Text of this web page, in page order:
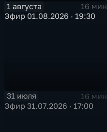
1 августа
16 мин
Эфир 01.08.2026 · 19:30
31 июля
16 мин
Эфир 31.07.2026 · 17:00